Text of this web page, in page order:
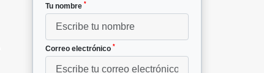
Tu nombre *
Correo electrónico *